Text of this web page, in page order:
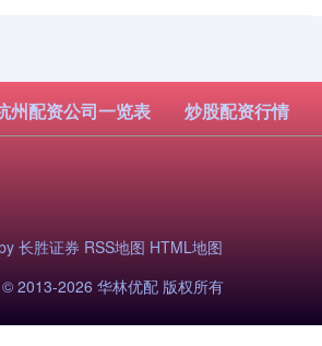
州配资公司一览表 炒股配资行情
长胜证券 RSS地图 HTML地图
© 2013-2026 华林优配 版权所有